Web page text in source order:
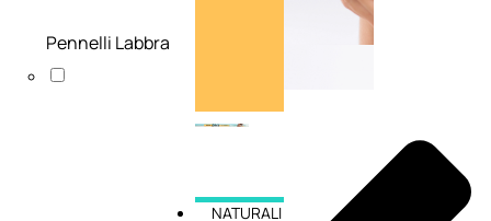
NATURALI
Pennelli Labbra